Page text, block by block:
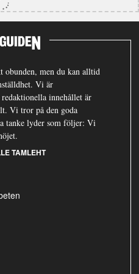
obunden, men du kan alltid
Vi är
innehållet är
Vi tror på den goda
tanke lyder som följer: Vi
TAMLEHT